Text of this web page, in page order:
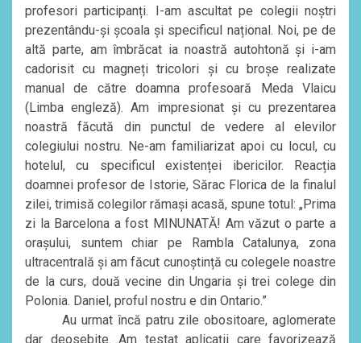
profesori participanți. I-am ascultat pe colegii noștri
prezentându-și școala și specificul național. Noi, pe de
altă parte, am îmbrăcat ia noastră autohtonă și i-am
cadorisit cu magneți tricolori și cu broșe realizate
manual de către doamna profesoară Meda Vlaicu
(Limba engleză). Am impresionat și cu prezentarea
noastră făcută din punctul de vedere al elevilor
colegiului nostru. Ne-am familiarizat apoi cu locul, cu
hotelul, cu specificul existenței ibericilor. Reacția
doamnei profesor de Istorie, Sărac Florica de la finalul
zilei, trimisă colegilor rămași acasă, spune totul: „Prima
zi la Barcelona a fost MINUNATĂ! Am văzut o parte a
orașului, suntem chiar pe Rambla Catalunya, zona
ultracentrală și am făcut cunoștință cu colegele noastre
de la curs, două vecine din Ungaria și trei colege din
Polonia. Daniel, proful nostru e din Ontario.”
Au urmat încă patru zile obositoare, aglomerate
dar deosebite. Am testat aplicații care favorizează